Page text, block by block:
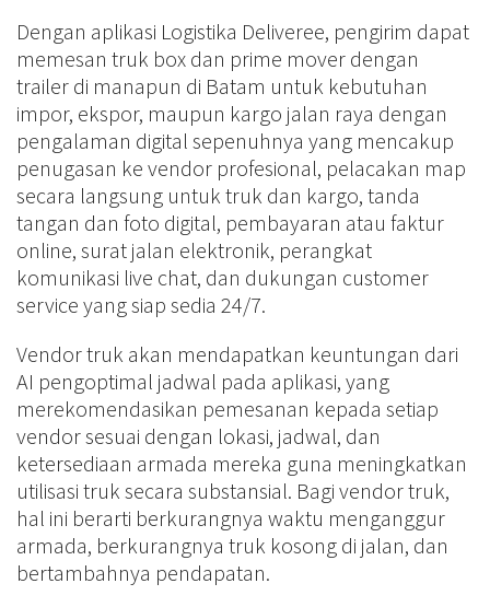
Dengan aplikasi Logistika Deliveree, pengirim dapat
memesan truk box dan prime mover dengan
trailer di manapun di Batam untuk kebutuhan
impor, ekspor, maupun kargo jalan raya dengan
pengalaman digital sepenuhnya yang mencakup
penugasan ke vendor profesional, pelacakan map
secara langsung untuk truk dan kargo, tanda
tangan dan foto digital, pembayaran atau faktur
online, surat jalan elektronik, perangkat
komunikasi live chat, dan dukungan customer
service yang siap sedia 24/7.
Vendor truk akan mendapatkan keuntungan dari
AI pengoptimal jadwal pada aplikasi, yang
merekomendasikan pemesanan kepada setiap
vendor sesuai dengan lokasi, jadwal, dan
ketersediaan armada mereka guna meningkatkan
utilisasi truk secara substansial. Bagi vendor truk,
hal ini berarti berkurangnya waktu menganggur
armada, berkurangnya truk kosong di jalan, dan
bertambahnya pendapatan.